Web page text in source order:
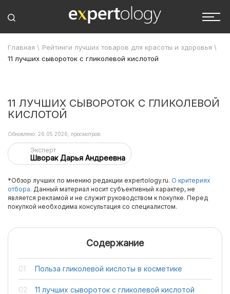
Главная \ Рейтинги лучших товаров для красоты и здоровья \
11 лучших сывороток с гликолевой кислотой
11 ЛУЧШИХ СЫВОРОТОК С ГЛИКОЛЕВОЙ
КИСЛОТОЙ
Эксперт
Шворак Дарья Андреевна
Обновлено: 26.05.2026, просмотров:
*Обзор лучших по мнению редакции expertology.ru. О критериях
отбора. Данный материал носит субъективный характер, не
является рекламой и не служит руководством к покупке. Перед
покупкой необходима консультация со специалистом.
Содержание
Польза гликолевой кислоты в косметике
11 лучших сывороток с гликолевой кислотой